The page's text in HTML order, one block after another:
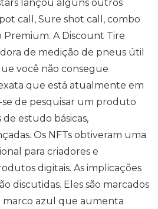
lançou alguns outros
call, Sure shot call, combo
A Discount Tire
de medição de pneus útil
você não consegue
que está atualmente em
de pesquisar um produto
estudo básicas,
Os NFTs obtiveram uma
para criadores e
digitais. As implicações
discutidas. Eles são marcados
azul que aumenta